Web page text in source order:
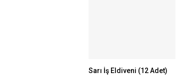
Sarı İş Eldiveni (12 Adet)